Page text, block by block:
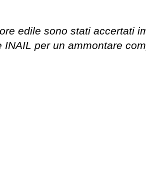
edile sono stati accertati
INAIL per un ammontare